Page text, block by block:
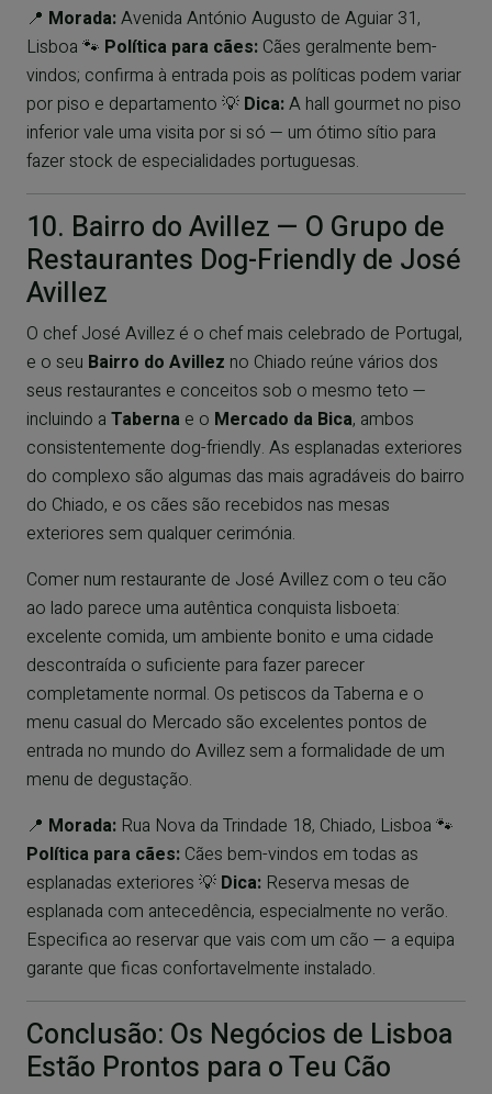
📍 Morada:Avenida António Augusto de Aguiar 31,
Lisboa 🐾 Política para cães: Cães geralmente bem-
vindos; confirma à entrada pois as políticas podem variar
por piso e departamento 💡 Dica:A hall gourmet no piso
inferior vale uma visita por si só — um ótimo sítio para
fazer stock de especialidades portuguesas.
10. Bairro do Avillez — O Grupo de
Restaurantes Dog-Friendly de José
Avillez
O chef José Avillez é o chef mais celebrado de Portugal,
e o seu Bairro do Avillez no Chiado reúne vários dos
seus restaurantes e conceitos sob o mesmo teto —
incluindo a Taberna e o Mercado da Bica, ambos
consistentemente dog-friendly. As esplanadas exteriores
do complexo são algumas das mais agradáveis do bairro
do Chiado, e os cães são recebidos nas mesas
exteriores sem qualquer cerimónia.
Comer num restaurante de José Avillez com o teu cão
ao lado parece uma autêntica conquista lisboeta:
excelente comida, um ambiente bonito e uma cidade
descontraída o suficiente para fazer parecer
completamente normal. Os petiscos da Taberna e o
menu casual do Mercado são excelentes pontos de
entrada no mundo do Avillez sem a formalidade de um
menu de degustação.
📍 Morada: Rua Nova da Trindade 18, Chiado, Lisboa 🐾
Política para cães: Cães bem-vindos em todas as
esplanadas exteriores 💡 Dica: Reserva mesas de
esplanada com antecedência, especialmente no verão.
Especifica ao reservar que vais com um cão — a equipa
garante que ficas confortavelmente instalado.
Conclusão: Os Negócios de Lisboa
Estão Prontos para o Teu Cão